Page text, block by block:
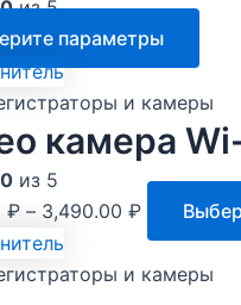
0из 5
параметры
товар
на
и камеры
камера
0 из 5
₽ – 3,490.00 ₽
и камеры